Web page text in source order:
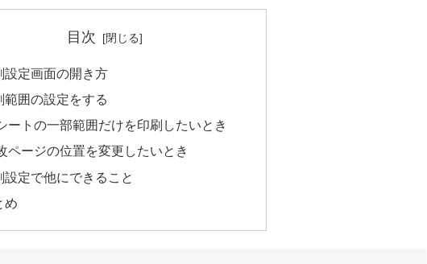
目次
設定画面の開き方
範囲の設定をする
ートの一部範囲だけを印刷したいとき
ページの位置を変更したいとき
設定で他にできること
め